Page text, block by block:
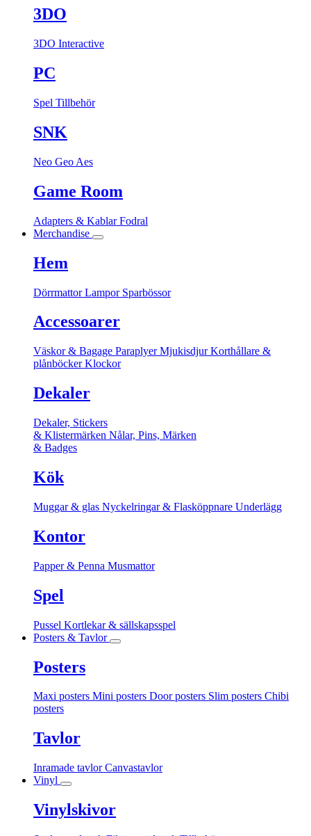
3DO
3DO Interactive
PC
Spel Tillbehör
SNK
Neo Geo Aes
Game Room
Adapters & KablarFodral
Merchandise
Hem
DörrmattorLampor Sparbössor
Accessoarer
Väskor & Bagage ParaplyerMjukisdjurKorthållare &
plånböckerKlockor
Dekaler
Dekaler, Stickers
& Klistermärken Nålar, Pins, Märken
& Badges
Kök
Muggar & glas Nyckelringar & Flasköppnare Underlägg
Kontor
Papper & Penna Musmattor
Spel
Pussel Kortlekar & sällskapsspel
Posters & Tavlor
Posters
Maxi posters Mini posters Door posters Slim posters Chibi
posters
Tavlor
Inramade tavlorCanvastavlor
Vinyl
Vinylskivor